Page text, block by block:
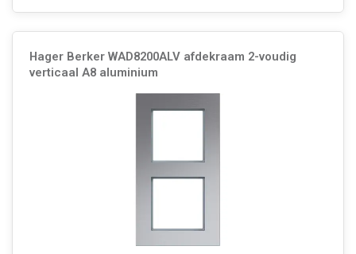
Hager Berker WAD8200ALV afdekraam 2-voudig
verticaal A8 aluminium